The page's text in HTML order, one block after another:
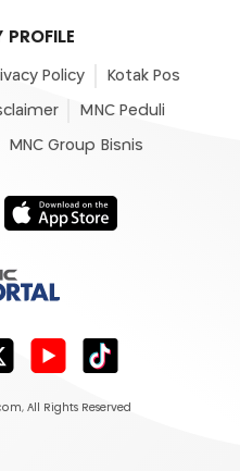
PROFILE
Policy Kotak Pos
MNC Peduli
MNC Group Bisnis
, All Rights Reserved